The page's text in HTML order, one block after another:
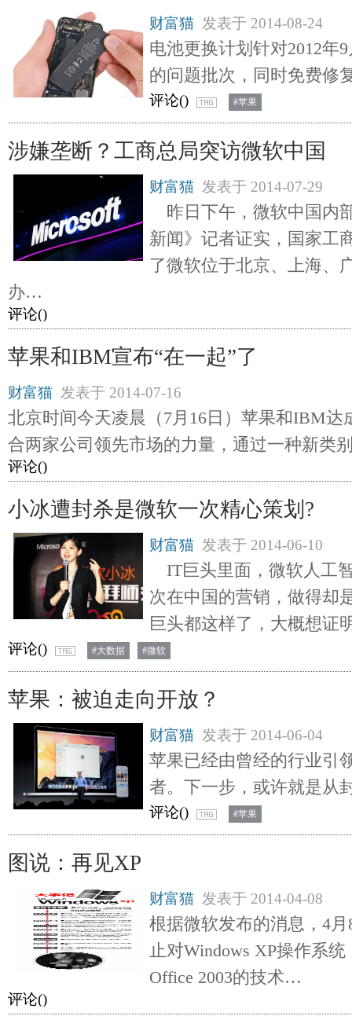
财富猫 发表于 2014-08-24
电池更换计划针对2012年
的问题批次，同时免费修
评论() #苹果
涉嫌垄断？工商总局突访微软中国
财富猫 发表于 2014-07-29
昨日下午，微软中国内
新闻》记者证实，国家工
了微软位于北京、上海、
办…
评论()
苹果和IBM宣布“在一起”了
财富猫 发表于 2014-07-16
北京时间今天凌晨（7月16日）苹果和IBM达
合两家公司领先市场的力量，通过一种新类
评论()
小冰遭封杀是微软一次精心策划?
财富猫 发表于 2014-06-10
IT巨头里面，微软人工
次在中国的营销，做得却
巨头都这样了，大概想证
评论() #大数据 #微软
苹果：被迫走向开放？
财富猫 发表于 2014-06-04
苹果已经由曾经的行业引
者。下一步，或许就是从
评论() #苹果
图说：再见XP
财富猫 发表于 2014-04-08
根据微软发布的消息，4
止对Windows XP操作系
Office 2003的技术…
评论()